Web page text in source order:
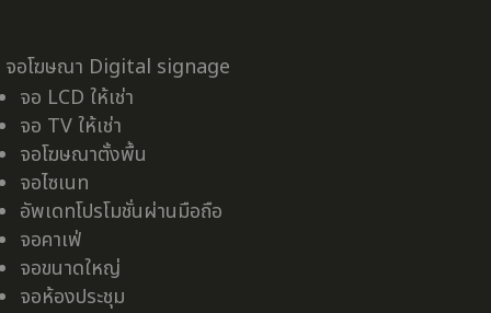
จอโฆษณา Digital signage
จอ LCD ให้เช่า
จอ TV ให้เช่า
จอโฆษณาตั้งพื้น
จอไซเนท
อัพเดทโปรโมชั่นผ่านมือถือ
จอคาเฟ่
จอขนาดใหญ่
จอห้องประชุม